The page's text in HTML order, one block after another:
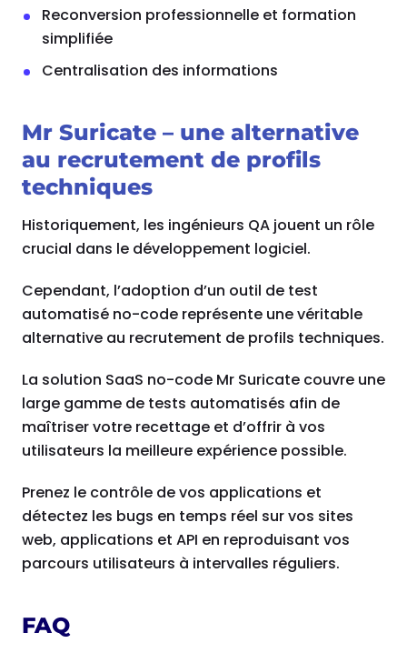
Reconversion professionnelle et formation
simplifiée
Centralisation des informations
Mr Suricate – une alternative
au recrutement de profils
techniques
Historiquement, les ingénieurs QA jouent un rôle
crucial dans le développement logiciel.
Cependant, l’adoption d’un outil de test
automatisé no-code représente une véritable
alternative au recrutement de profils techniques.
La solution SaaS no-code Mr Suricate couvre une
large gamme de tests automatisés afin de
maîtriser votre recettage et d’offrir à vos
utilisateurs la meilleure expérience possible.
Prenez le contrôle de vos applications et
détectez les bugs en temps réel sur vos sites
web, applications et API en reproduisant vos
parcours utilisateurs à intervalles réguliers.
FAQ